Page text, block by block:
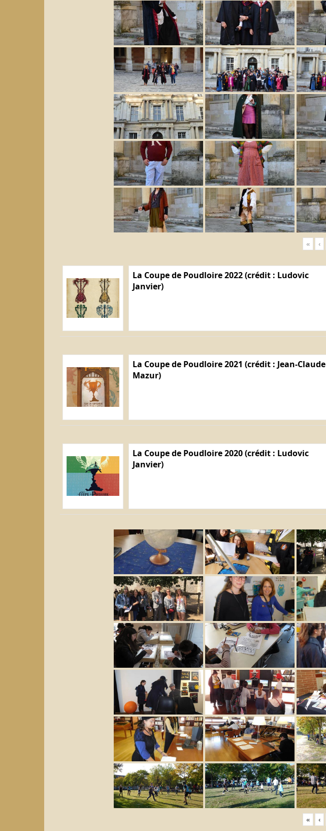
« ‹
La Coupe de Poudloire 2022 (crédit : Ludovic
Janvier)
La Coupe de Poudloire 2021 (crédit : Jean-Claude
Mazur)
La Coupe de Poudloire 2020 (crédit : Ludovic
Janvier)
« ‹